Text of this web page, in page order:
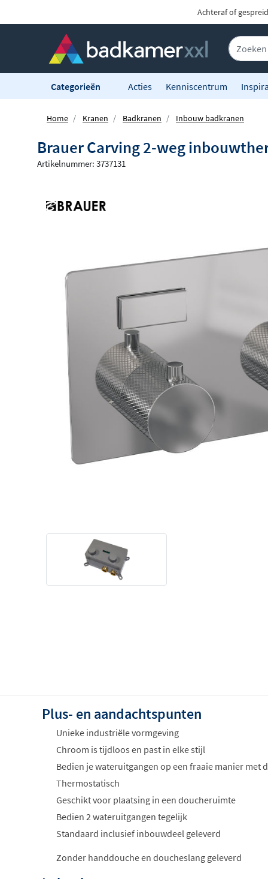
Achteraf of
Categorieën Acties Kenniscentrum
Home Kranen Badkranen Inbouw badkranen
Brauer Carving 2-weg
Artikelnummer: 3737131
Plus- en aandachtspunten
Unieke industriële vormgeving
Chroom is tijdloos en past in elke stijl
Bedien je wateruitgangen op een fraaie manier met
Thermostatisch
Geschikt voor plaatsing in een doucheruimte
Bedien 2 wateruitgangen tegelijk
Standaard inclusief inbouwdeel geleverd
Zonder handdouche en doucheslang geleverd